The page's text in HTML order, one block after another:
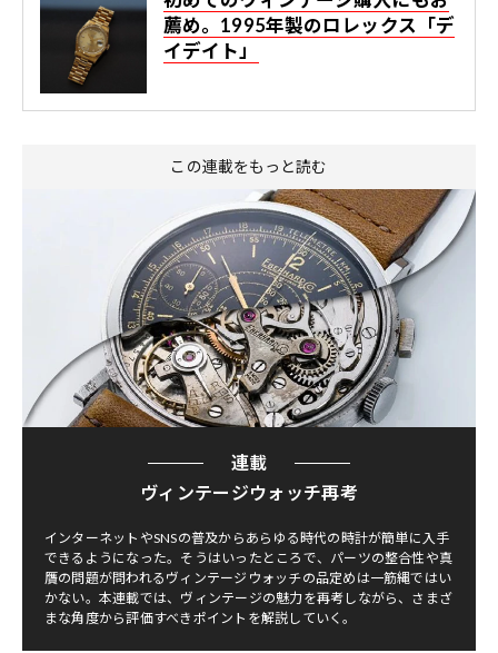
薦め。1995年製のロレックス「デ
イデイト」
この連載をもっと読む
連載
ヴィンテージウォッチ再考
インターネットやSNSの普及からあらゆる時代の時計が簡単に入手
できるようになった。そうはいったところで、パーツの整合性や真
贋の問題が問われるヴィンテージウォッチの品定めは一筋縄ではい
かない。本連載では、ヴィンテージの魅力を再考しながら、さまざ
まな角度から評価すべきポイントを解説していく。